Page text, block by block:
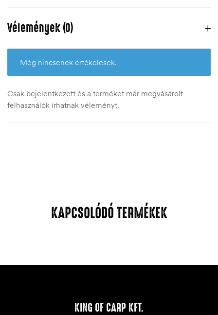
Vélemények (0)
Még nincsenek értékelések.
Csak bejelentkezett és a terméket már megvásárolt
felhasználók írhatnak véleményt.
KAPCSOLÓDÓ TERMÉKEK
KING OF CARP KFT.